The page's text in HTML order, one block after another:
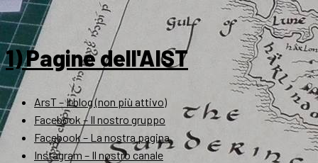
1) Pagine dell'AIST
ArsT – Il blog (non più attivo)
Facebook – Il nostro gruppo
Facebook – La nostra pagina
Instagram – Il nostro canale